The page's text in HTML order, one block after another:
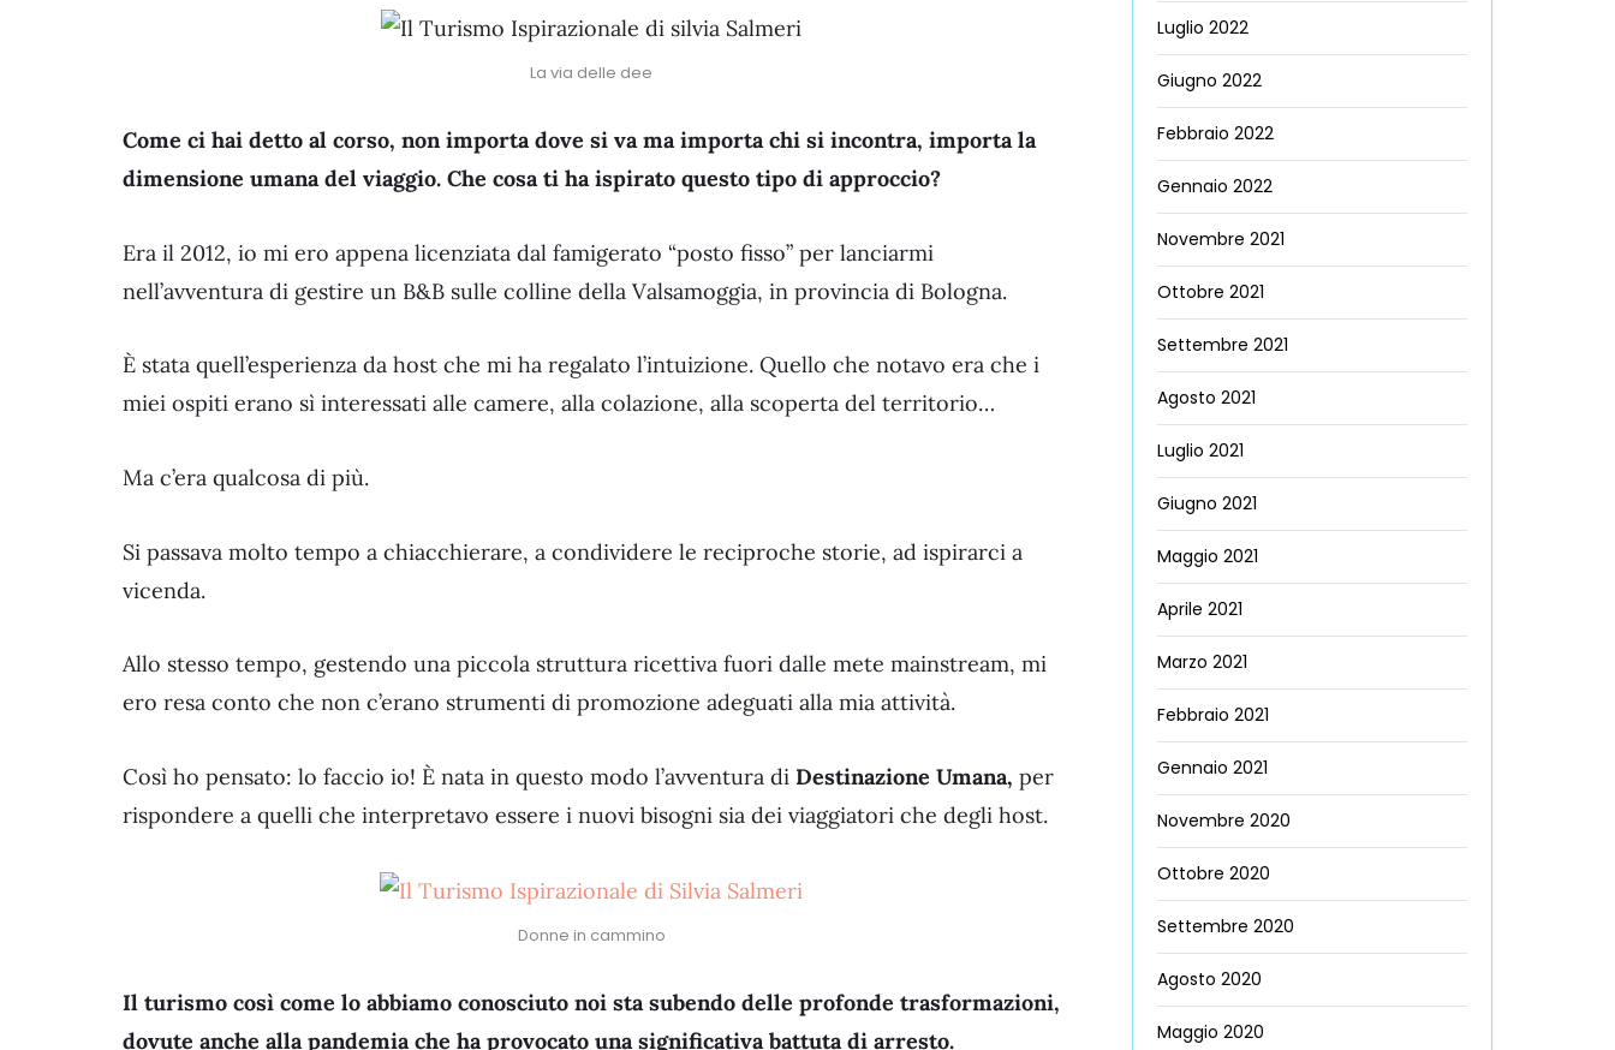
La via delle dee
Come ci hai detto al corso, non importa dove si va ma importa chi si incontra, importa la
dimensione umana del viaggio. Che cosa ti ha ispirato questo tipo di approccio?
Era il 2012, io mi ero appena licenziata dal famigerato “posto fisso” per lanciarmi
nell’avventura di gestire un B&B sulle colline della Valsamoggia, in provincia di Bologna.
È stata quell’esperienza da host che mi ha regalato l’intuizione. Quello che notavo era che i
miei ospiti erano sì interessati alle camere, alla colazione, alla scoperta del territorio…
Ma c’era qualcosa di più.
Si passava molto tempo a chiacchierare, a condividere le reciproche storie, ad ispirarci a
vicenda.
Allo stesso tempo, gestendo una piccola struttura ricettiva fuori dalle mete mainstream, mi
ero resa conto che non c’erano strumenti di promozione adeguati alla mia attività.
Così ho pensato: lo faccio io! È nata in questo modo l’avventura di Destinazione Umana, per
rispondere a quelli che interpretavo essere i nuovi bisogni sia dei viaggiatori che degli host.
Donne in cammino
Il turismo così come lo abbiamo conosciuto noi sta subendo delle profonde trasformazioni,
dovute anche alla pandemia che ha provocato una significativa battuta di arresto.
Luglio 2022
Giugno 2022
Febbraio 2022
Gennaio 2022
Novembre 2021
Ottobre 2021
Settembre 2021
Agosto 2021
Luglio 2021
Giugno 2021
Maggio 2021
Aprile 2021
Marzo 2021
Febbraio 2021
Gennaio 2021
Novembre 2020
Ottobre 2020
Settembre 2020
Agosto 2020
Maggio 2020